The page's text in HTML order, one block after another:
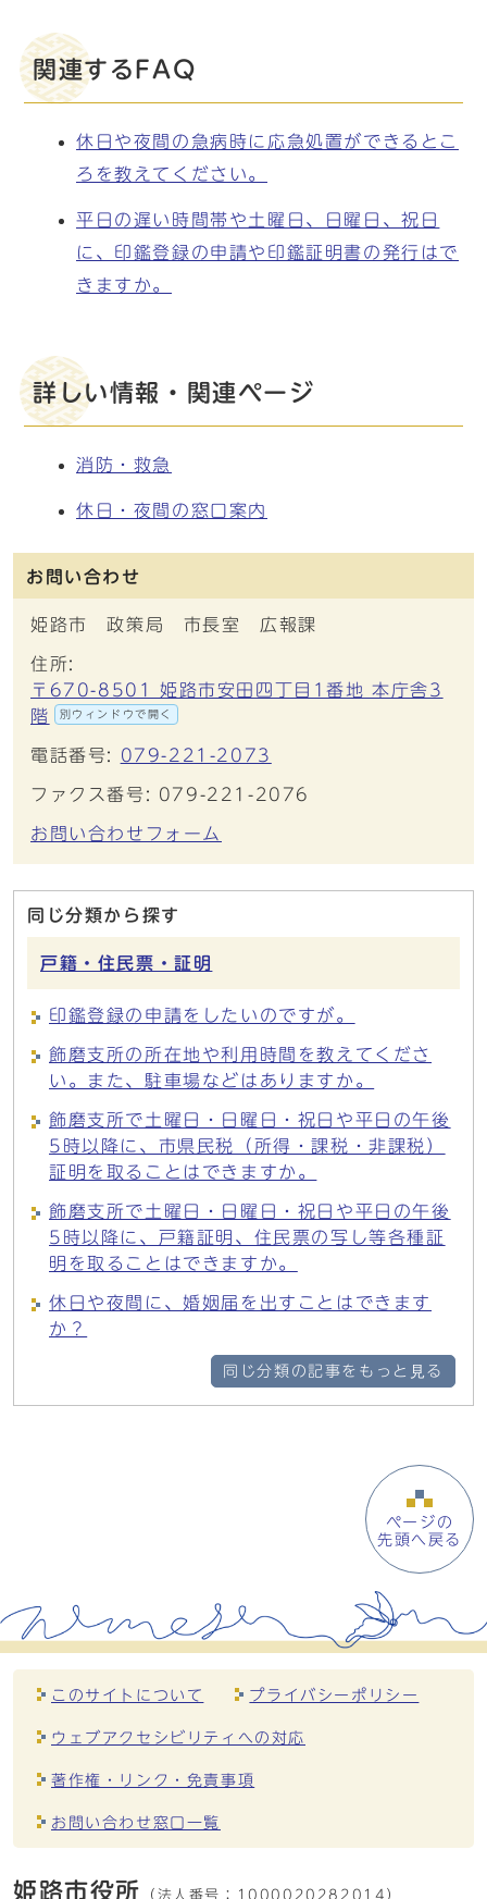
関連するFAQ
休日や夜間の急病時に応急処置ができるとこ
ろを教えてください。
平日の遅い時間帯や土曜日、日曜日、祝日
に、印鑑登録の申請や印鑑証明書の発行はで
きますか。
詳しい情報・関連ページ
消防・救急
休日・夜間の窓口案内
お問い合わせ
姫路市 政策局 市長室 広報課
住所:
〒670-8501 姫路市安田四丁目1番地 本庁舎3
階
別ウィンドウで開く
電話番号: 079-221-2073
ファクス番号: 079-221-2076
お問い合わせフォーム
同じ分類から探す
戸籍・住民票・証明
印鑑登録の申請をしたいのですが。
飾磨支所の所在地や利用時間を教えてくださ
い。また、駐車場などはありますか。
飾磨支所で土曜日・日曜日・祝日や平日の午後
5時以降に、市県民税（所得・課税・非課税）
証明を取ることはできますか。
飾磨支所で土曜日・日曜日・祝日や平日の午後
5時以降に、戸籍証明、住民票の写し等各種証
明を取ることはできますか。
休日や夜間に、婚姻届を出すことはできます
か？
同じ分類の記事をもっと見る
ページの
先頭へ戻る
このサイトについて プライバシーポリシー
ウェブアクセシビリティへの対応
著作権・リンク・免責事項
お問い合わせ窓口一覧
姫路市役所 （法人番号： 1000020282014）